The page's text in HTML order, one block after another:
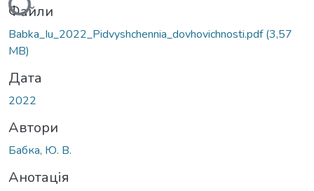
Файли
Babka_Iu_2022_Pidvyshchennia_dovhovichnosti.pdf(3,57
MB)
Дата
2022
Автори
Бабка, Ю. В.
Анотація